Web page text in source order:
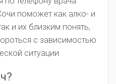
поможет как алко- и
и их близким понять,
с зависимостью
ситуации.